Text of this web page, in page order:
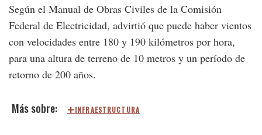
Según el Manual de Obras Civiles de la Comisión
Federal de Electricidad, advirtió que puede haber vientos
con velocidades entre 180 y 190 kilómetros por hora,
para una altura de terreno de 10 metros y un período de
retorno de 200 años.
INFRAESTRUCTURA